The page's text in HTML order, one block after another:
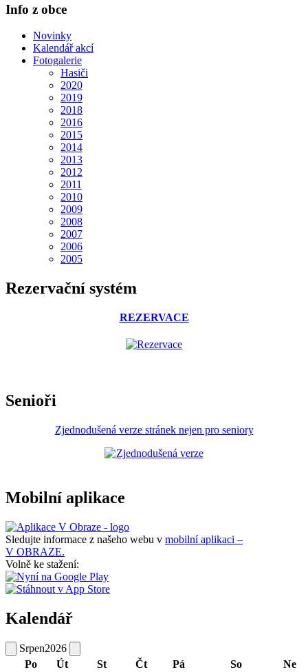
Info z obce
Novinky
Kalendář akcí
Fotogalerie
Hasiči
2020
2019
2018
2016
2015
2014
2013
2012
2011
2010
2009
2008
2007
2006
2005
Rezervační systém
REZERVACE
Senioři
Zjednodušená verze stránek nejen pro seniory
Mobilní aplikace
Sledujte informace z našeho webu v mobilní aplikaci –
V OBRAZE.
Volně ke stažení:
Kalendář
Srpen2026
Po
Út St Čt Pá So Ne